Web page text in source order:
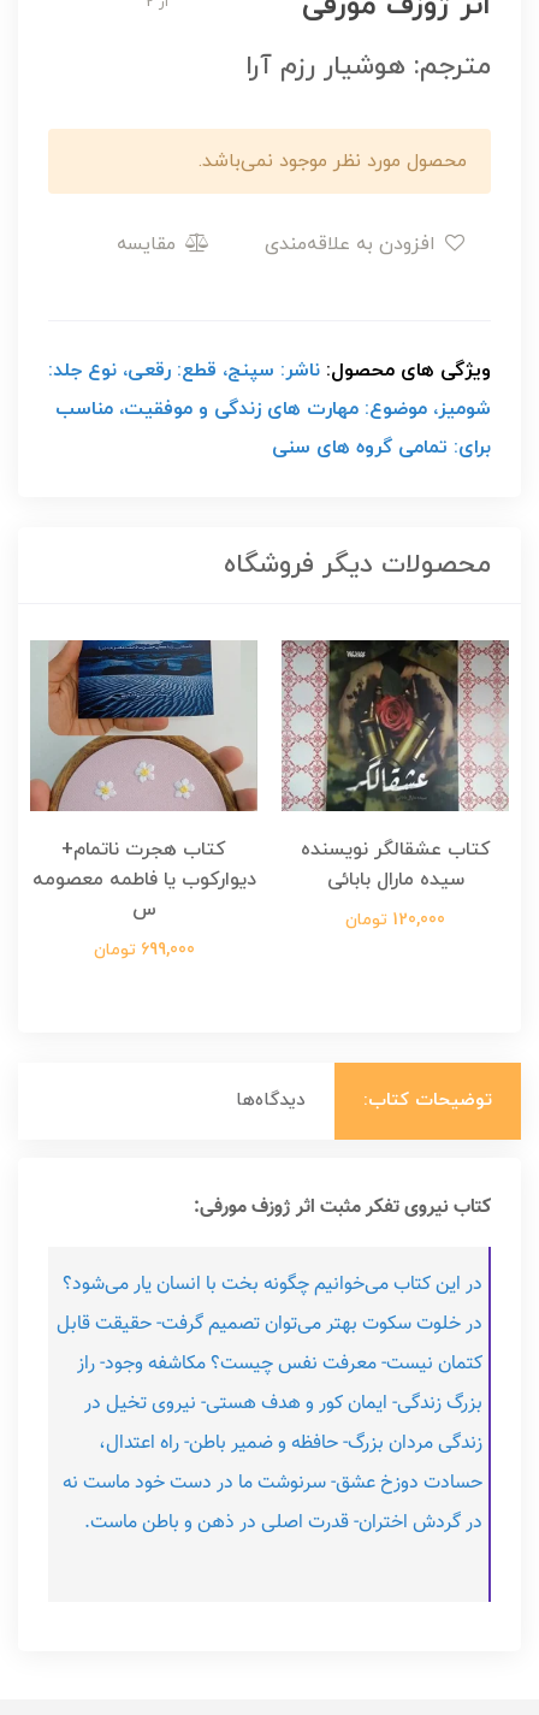
مترجم: هوشیار رزم آرا
محصول مورد نظر موجود نمی‌باشد.
مقایسه
ویژگی های محصول: ناشر: سپنج، قطع: رقعی، نوع جلد:
شومیز، موضوع: مهارت های زندگی و موفقیت، مناسب
برای: تمامی گروه های سنی
محصولات دیگر فروشگاه
کتاب عشقالگر نویسنده
سیده مارال بابائی
120,000 تومان
کتاب هجرت ناتمام+
دیوارکوب یا فاطمه معصومه
س
699,000 تومان
توضیحات کتاب: دیدگاه‌ها
کتاب نیروی تفکر مثبت اثر ژوزف مورفی:
در این کتاب می‌خوانیم چگونه بخت با انسان یار می‌شود؟
در خلوت سکوت بهتر می‌توان تصمیم گرفت- حقیقت قابل
کتمان نیست- معرفت نفس چیست؟ مکاشفه وجود- راز
بزرگ زندگی- ایمان کور و هدف هستی- نیروی تخیل در
زندگی مردان بزرگ- حافظه و ضمیر باطن- راه اعتدال،
حسادت دوزخ عشق- سرنوشت ما در دست خود ماست نه
در گردش اختران- قدرت اصلی در ذهن و باطن ماست.